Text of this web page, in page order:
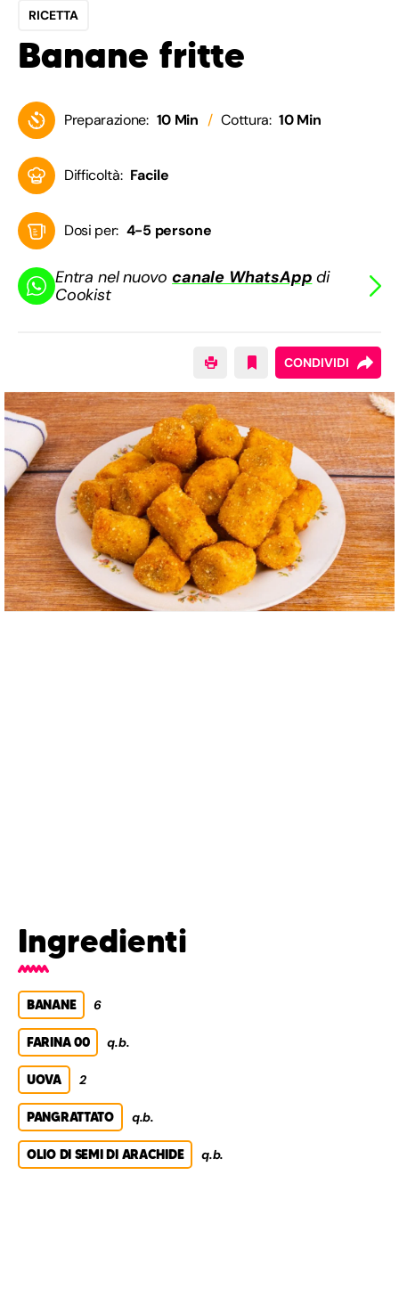
RICETTA
Banane fritte
Preparazione: 10 Min Cottura: 10 Min
Difficoltà: Facile
Dosi per: 4-5 persone
Entra nel nuovocanale WhatsApp di
Cookist
CONDIVIDI
Ingredienti
BANANE 6
FARINA 00 q.b.
UOVA 2
PANGRATTATO q.b.
OLIO DI SEMI DI ARACHIDE q.b.